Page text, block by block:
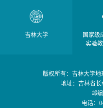
吉林大学
国家级
实验
版权所有：吉林大学地
地址：吉林省
邮
电话：